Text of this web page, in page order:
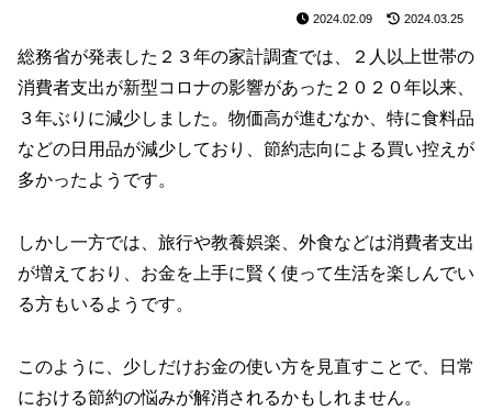
2024.02.09 2024.03.25
総務省が発表した２３年の家計調査では、２人以上世帯の
消費者支出が新型コロナの影響があった２０２０年以来、
３年ぶりに減少しました。物価高が進むなか、特に食料品
などの日用品が減少しており、節約志向による買い控えが
多かったようです。
しかし一方では、旅行や教養娯楽、外食などは消費者支出
が増えており、お金を上手に賢く使って生活を楽しんでい
る方もいるようです。
このように、少しだけお金の使い方を見直すことで、日常
における節約の悩みが解消されるかもしれません。